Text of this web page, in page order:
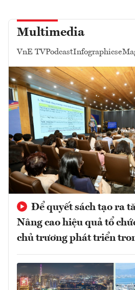
Multimedia
VnE TVPodcastInfographics
Để quyết sách tạo ra
Nâng cao hiệu quả tổ
chủ trương phát triển